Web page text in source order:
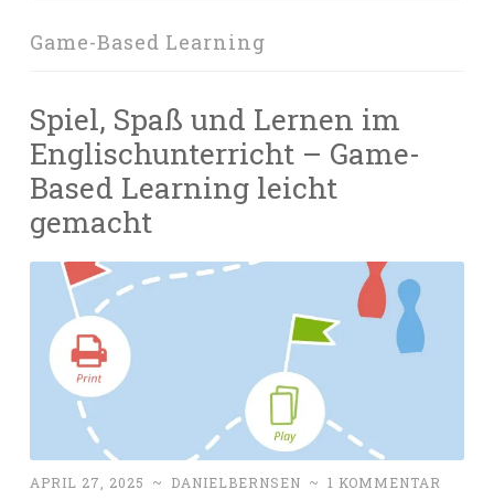
Game-Based Learning
Spiel, Spaß und Lernen im
Englischunterricht – Game-
Based Learning leicht
gemacht
APRIL 27, 2025 ~ DANIELBERNSEN ~ 1 KOMMENTAR